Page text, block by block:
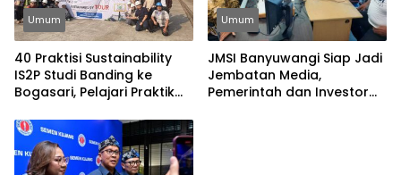
Umum
40 Praktisi Sustainability
IS2P Studi Banding ke
Bogasari, Pelajari Praktik
Umum
JMSI Banyuwangi Siap Jadi
Jembatan Media,
Pemerintah dan Investor